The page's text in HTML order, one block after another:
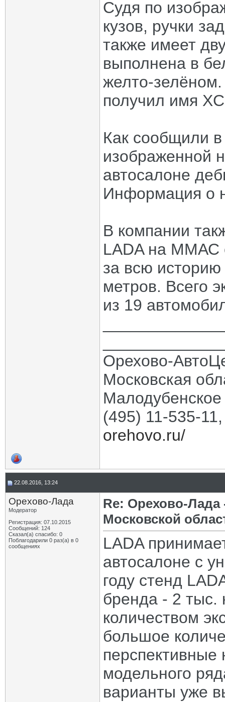
Судя по
кузов, ручки
также имеет
выполнена в
желто-зелёном.
получил имя
Как сообщили
изображенной
автосалоне
Информация о
В компании
LADA на ММАС
за всю
метров. Всего
из 19
Орехово-
Московская
(495) 11-535-
orehovo.ru/
22.08.2016, 13:24
Орехово-Лада
Модератор
Регистрация: 07.10.2015
Сообщений: 124
Сказал(а) спасибо: 0
Поблагодарили 0 раз(а) в 0
сообщениях
Re: Орехово-
Московской
LADA
автосалоне с
году стенд
бренда - 2
количеством
большое
перспективные
модельного
варианты уже